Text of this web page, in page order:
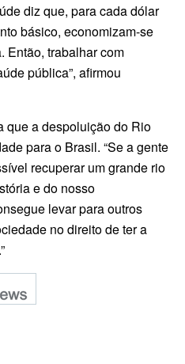
diz que, para cada dólar
básico, economizam-se
Então, trabalhar com
pública”, afirmou
que a despoluição do Rio
para o Brasil. “Se a gente
recuperar um grande rio
e do nosso
levar para outros
no direito de ter a